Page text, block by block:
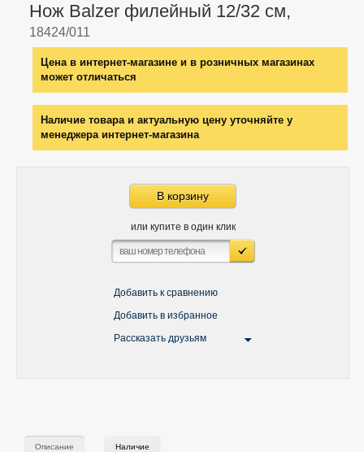
Нож Balzer филейный 12/32 см,
18424/011
Цена в интернет-магазине и в розничных магазинах
может отличаться
Наличие товара и актуальную цену уточняйте у
менеджера интернет-магазина
В корзину
или купите в один клик
Добавить к сравнению
Добавить в избранное
Рассказать друзьям
Описание Наличие